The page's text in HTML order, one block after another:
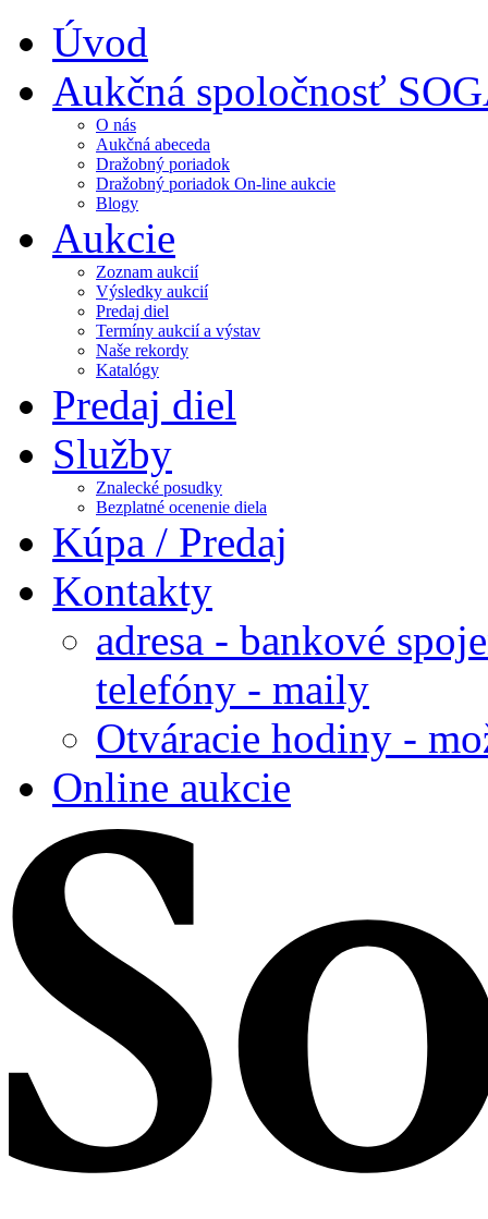
Úvod
Aukčná spoločnosť
O nás
Aukčná abeceda
Dražobný poriadok
Dražobný poriadok On-line aukcie
Blogy
Aukcie
Zoznam aukcií
Výsledky aukcií
Predaj diel
Termíny aukcií a výstav
Naše rekordy
Katalógy
Predaj diel
Služby
Znalecké posudky
Bezplatné ocenenie diela
Kúpa / Predaj
Kontakty
adresa - bankové
telefóny - maily
Otváracie hodiny -
Online aukcie